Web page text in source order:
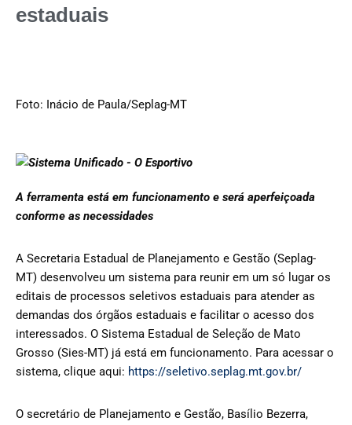
estaduais
Foto: Inácio de Paula/Seplag-MT
A ferramenta está em funcionamento e será aperfeiçoada
conforme as necessidades
A Secretaria Estadual de Planejamento e Gestão (Seplag-
MT) desenvolveu um sistema para reunir em um só lugar os
editais de processos seletivos estaduais para atender as
demandas dos órgãos estaduais e facilitar o acesso dos
interessados. O Sistema Estadual de Seleção de Mato
Grosso (Sies-MT) já está em funcionamento. Para acessar o
sistema, clique aqui: https://seletivo.seplag.mt.gov.br/
O secretário de Planejamento e Gestão, Basílio Bezerra,